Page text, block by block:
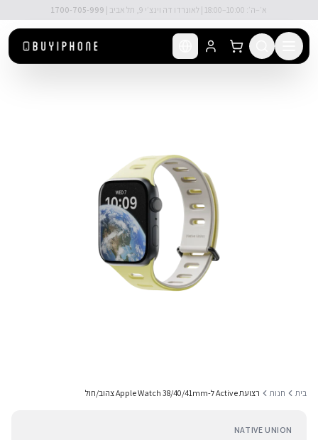
דלג לתוכן הראשי
בית חנות רצועת Active ל-Apple Watch 38/40/41mm צהוב/חול
NATIVE UNION